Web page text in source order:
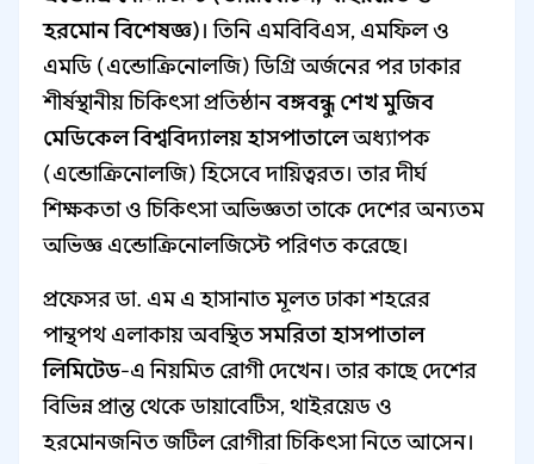
হরমোন বিশেষজ্ঞ)। তিনি এমবিবিএস, এমফিল ও
এমডি (এন্ডোক্রিনোলজি) ডিগ্রি অর্জনের পর ঢাকার
শীর্ষস্থানীয় চিকিৎসা প্রতিষ্ঠানবঙ্গবন্ধু শেখ মুজিব
মেডিকেল বিশ্ববিদ্যালয় হাসপাতালেঅধ্যাপক
(এন্ডোক্রিনোলজি) হিসেবে দায়িত্বরত। তার দীর্ঘ
শিক্ষকতা ও চিকিৎসা অভিজ্ঞতা তাকে দেশের অন্যতম
অভিজ্ঞ এন্ডোক্রিনোলজিস্টে পরিণত করেছে।
প্রফেসর ডা. এম এ হাসানাত মূলত ঢাকা শহরের
পান্থপথ এলাকায় অবস্থিতসমরিতা হাসপাতাল
লিমিটেড-এ নিয়মিত রোগী দেখেন। তার কাছে দেশের
বিভিন্ন প্রান্ত থেকে ডায়াবেটিস, থাইরয়েড ও
হরমোনজনিত জটিল রোগীরা চিকিৎসা নিতে আসেন।